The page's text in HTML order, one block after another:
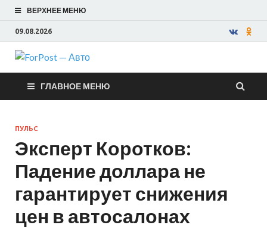
ВЕРХНЕЕ МЕНЮ
09.08.2026
ForPost —
Авто
ГЛАВНОЕ МЕНЮ
ПУЛЬС
Эксперт Коротков:
Падение доллара не
гарантирует снижения
цен в автосалонах